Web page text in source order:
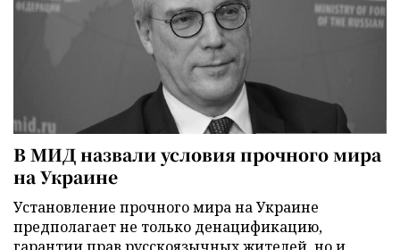
В МИД назвали условия прочного мира
на Украине
Установление прочного мира на Украине
предполагает не только денацификацию,